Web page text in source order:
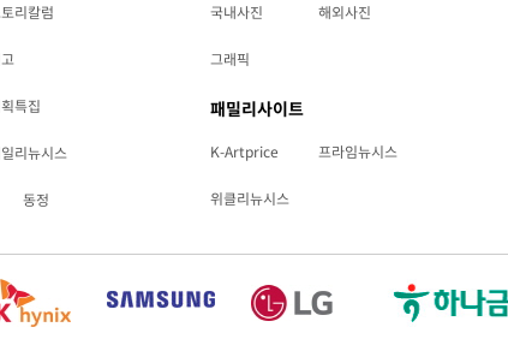
리칼럼
특집
리뉴시스
동정
국내사진 해외사진
그래픽
패밀리사이트
K-Artprice 프라임뉴시스
위클리뉴시스